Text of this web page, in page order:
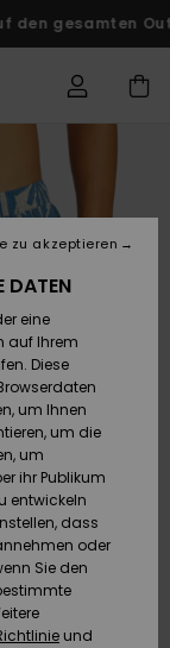
gesamten
DATEN
eine
auf Ihrem
Diese
um Ihnen
um die
um
ihr Publikum
entwickeln
dass
oder
Sie den
und
zu akzeptieren